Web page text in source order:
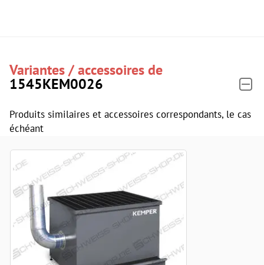
Variantes / accessoires de
1545KEM0026
Produits similaires et accessoires correspondants, le cas
échéant